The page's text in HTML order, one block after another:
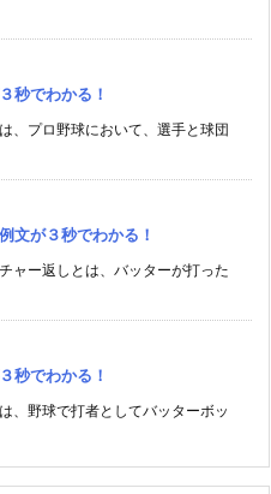
秒でわかる！
、プロ野球において、選手と球団
文が３秒でわかる！
ャー返しとは、バッターが打った
秒でわかる！
、野球で打者としてバッターボッ